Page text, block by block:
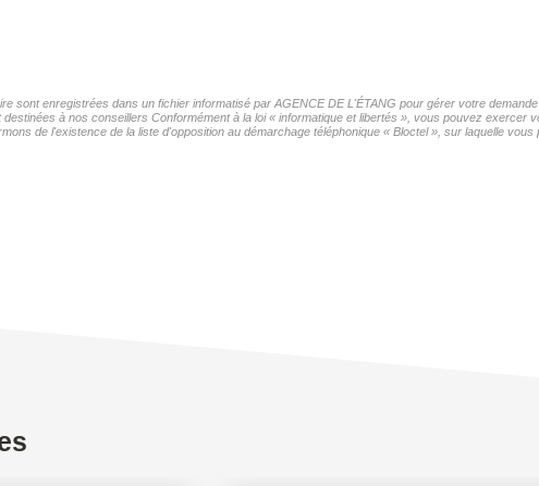
sont enregistrées dans un fichier informatisé par AGENCE DE L'ÉTANG pour gérer votre
à nos conseillers Conformément à la loi « informatique et libertés », vous pouvez
de l'existence de la liste d'opposition au démarchage téléphonique « Bloctel », sur laquelle